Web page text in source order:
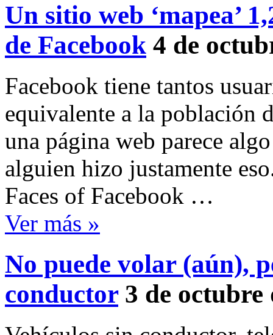
Un sitio web ‘mapea’
de Facebook 4 de
Facebook tiene tantos
equivalente a la población
una página web parece
alguien hizo justamente
Faces of Facebook …
Ver más »
No puede volar (aún),
conductor 3 de octubre